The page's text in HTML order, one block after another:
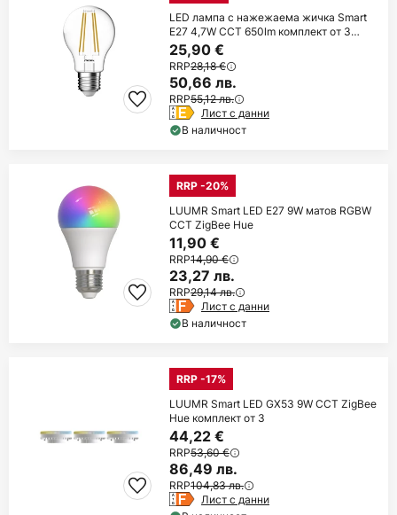
LED лампа с нажежаема жичка Smart
E27 4,7W CCT 650lm комплект от 3
броя
25,90 €
RRP28,18 €
50,66 лв.
RRP55,12 лв.
Лист с данни
В наличност
RRP -20%
LUUMR Smart LED E27 9W матов RGBW
CCT ZigBee Hue
11,90 €
RRP14,90 €
23,27 лв.
RRP29,14 лв.
Лист с данни
В наличност
RRP -17%
LUUMR Smart LED GX53 9W CCT ZigBee
Hue комплект от 3
44,22 €
RRP53,60 €
86,49 лв.
RRP104,83 лв.
Лист с данни